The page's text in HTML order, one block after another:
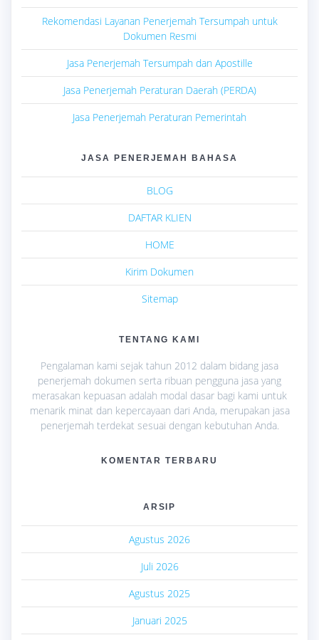
Rekomendasi Layanan Penerjemah Tersumpah untuk
Dokumen Resmi
Jasa Penerjemah Tersumpah dan Apostille
Jasa Penerjemah Peraturan Daerah (PERDA)
Jasa Penerjemah Peraturan Pemerintah
JASA PENERJEMAH BAHASA
BLOG
DAFTAR KLIEN
HOME
Kirim Dokumen
Sitemap
TENTANG KAMI
Pengalaman kami sejak tahun 2012 dalam bidang jasa
penerjemah dokumen serta ribuan pengguna jasa yang
merasakan kepuasan adalah modal dasar bagi kami untuk
menarik minat dan kepercayaan dari Anda, merupakan jasa
penerjemah terdekat sesuai dengan kebutuhan Anda.
KOMENTAR TERBARU
ARSIP
Agustus 2026
Juli 2026
Agustus 2025
Januari 2025